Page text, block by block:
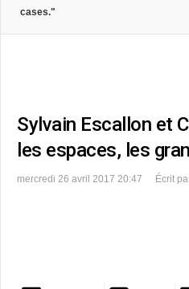
cases."
Sylvain Escallon et
les espaces, les
mercredi 26 avril 2017 20:47 Écrit